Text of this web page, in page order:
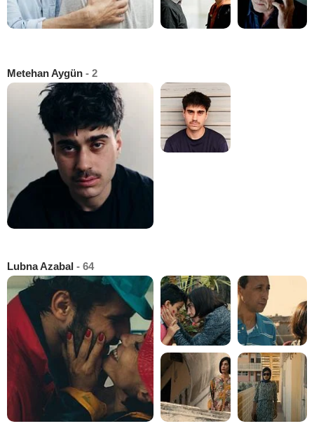
Metehan Aygün - 2
Lubna Azabal - 64